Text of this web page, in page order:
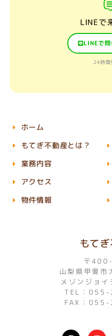
LINEで
LINEで問
24時間
もて
〒
山梨県甲斐
メゾンジョ
TEL：
FAX：
I
ホーム
もてぎ不動産とは？
業務内容
アクセス
物件情報